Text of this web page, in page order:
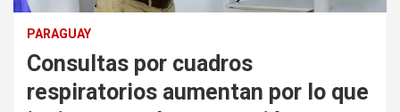
PARAGUAY
Consultas por cuadros
respiratorios aumentan por lo que